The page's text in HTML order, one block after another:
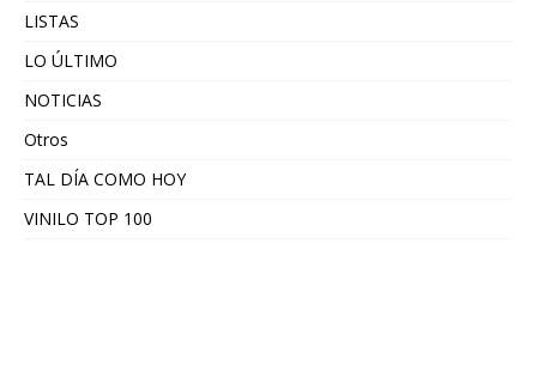
LISTAS
LO ÚLTIMO
NOTICIAS
Otros
TAL DÍA COMO HOY
VINILO TOP 100